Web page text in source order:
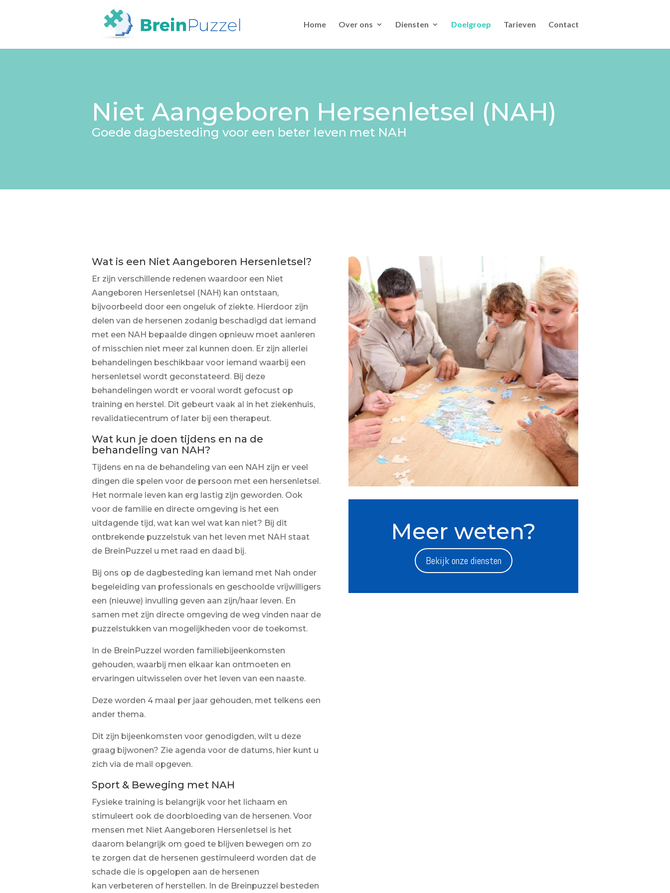
Home Over ons Diensten Doelgroep Tarieven Contact
Niet Aangeboren Hersenletsel (NAH)
Goede dagbesteding voor een beter leven met NAH
Wat is een Niet Aangeboren Hersenletsel?
Er zijn verschillende redenen waardoor een Niet
Aangeboren Hersenletsel (NAH) kan ontstaan,
bijvoorbeeld door een ongeluk of ziekte. Hierdoor zijn
delen van de hersenen zodanig beschadigd dat iemand
met een NAH bepaalde dingen opnieuw moet aanleren
of misschien niet meer zal kunnen doen. Er zijn allerlei
behandelingen beschikbaar voor iemand waarbij een
hersenletsel wordt geconstateerd. Bij deze
behandelingen wordt er vooral wordt gefocust op
training en herstel. Dit gebeurt vaak al in het ziekenhuis,
revalidatiecentrum of later bij een therapeut.
Wat kun je doen tijdens en na de
behandeling van NAH?
Tijdens en na de behandeling van een NAH zijn er veel
dingen die spelen voor de persoon met een hersenletsel.
Het normale leven kan erg lastig zijn geworden. Ook
voor de familie en directe omgeving is het een
uitdagende tijd, wat kan wel wat kan niet? Bij dit
ontbrekende puzzelstuk van het leven met NAH staat
de BreinPuzzel u met raad en daad bij.
Bij ons op de dagbesteding kan iemand met Nah onder
begeleiding van professionals en geschoolde vrijwilligers
een (nieuwe) invulling geven aan zijn/haar leven. En
samen met zijn directe omgeving de weg vinden naar de
puzzelstukken van mogelijkheden voor de toekomst.
In de BreinPuzzel worden familiebijeenkomsten
gehouden, waarbij men elkaar kan ontmoeten en
ervaringen uitwisselen over het leven van een naaste.
Deze worden 4 maal per jaar gehouden, met telkens een
ander thema.
Dit zijn bijeenkomsten voor genodigden, wilt u deze
graag bijwonen? Zie agenda voor de datums, hier kunt u
zich via de mail opgeven.
Sport & Beweging met NAH
Fysieke training is belangrijk voor het lichaam en
stimuleert ook de doorbloeding van de hersenen. Voor
mensen met Niet Aangeboren Hersenletsel is het
daarom belangrijk om goed te blijven bewegen om zo
te zorgen dat de hersenen gestimuleerd worden dat de
schade die is opgelopen aan de hersenen
kan verbeteren of herstellen. In de Breinpuzzel besteden
Meer weten?
Bekijk onze diensten